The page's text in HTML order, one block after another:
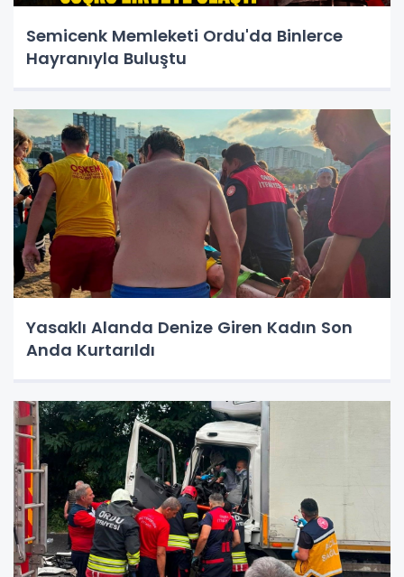
Semicenk Memleketi Ordu'da Binlerce
Hayranıyla Buluştu
Yasaklı Alanda Denize Giren Kadın Son
Anda Kurtarıldı